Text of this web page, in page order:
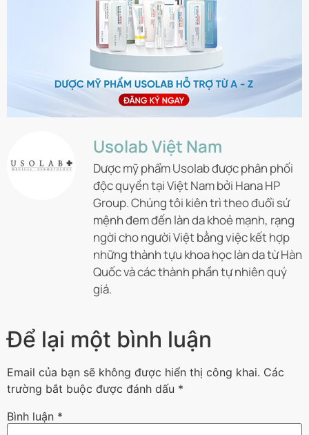
Usolab Việt Nam
Dược mỹ phẩm Usolab được phân phối
độc quyền tại Việt Nam bởi Hana HP
Group. Chúng tôi kiên trì theo đuổi sứ
mệnh đem đến làn da khoẻ mạnh, rạng
ngời cho người Việt bằng việc kết hợp
những thành tựu khoa học làn da từ Hàn
Quốc và các thành phần tự nhiên quý
giá.
Để lại một bình luận
Email của bạn sẽ không được hiển thị công khai. Các
trường bắt buộc được đánh dấu *
Bình luận *